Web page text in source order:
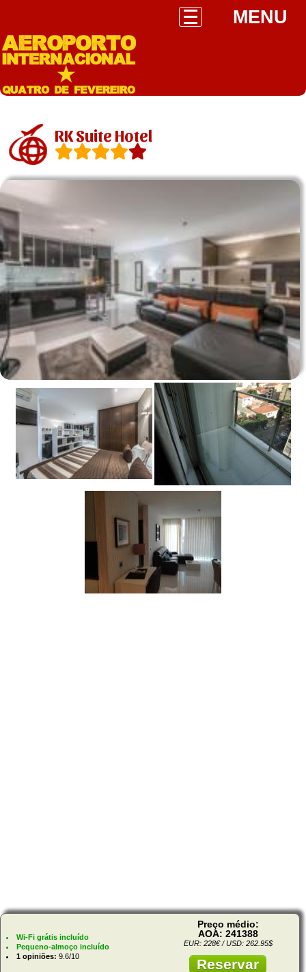
MENU
RK Suite Hotel
Wi-Fi grátis incluído
Pequeno-almoço incluído
1 opiniões: 9.6/10
Preço médio:
AOA: 241388
EUR: 228€ / USD: 262.95$
Reservar